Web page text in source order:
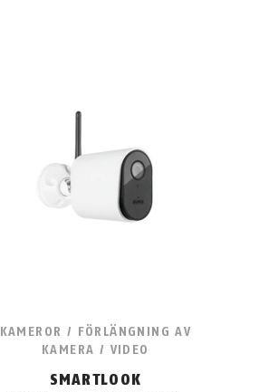
KAMEROR / FÖRLÄNGNING AV
KAMERA / VIDEO
SMARTLOOK